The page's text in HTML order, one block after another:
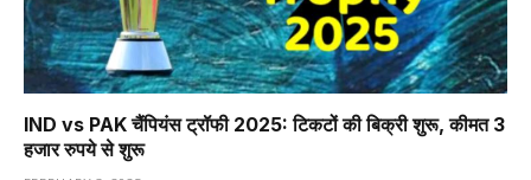
IND vs PAK चैंपियंस ट्रॉफी 2025: टिकटों की बिक्री शुरू, कीमत 3
हजार रुपये से शुरू